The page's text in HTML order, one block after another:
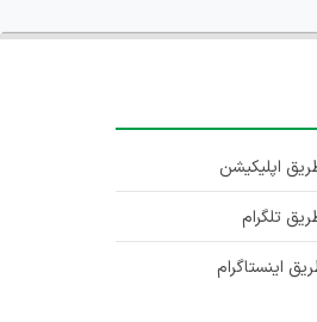
اپلیکیشن
تلگرام
اینستاگرام